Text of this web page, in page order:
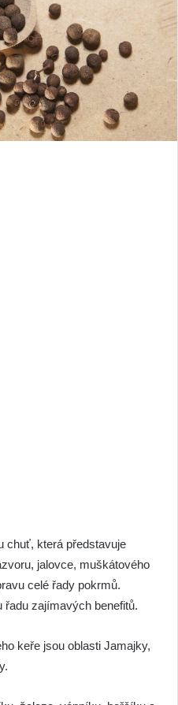
chuť, která představuje
jalovce, muškátového
celé řady pokrmů.
zajímavých benefitů.
keře jsou oblasti Jamajky,